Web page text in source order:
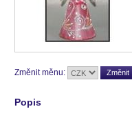
Změnit měnu:
Popis